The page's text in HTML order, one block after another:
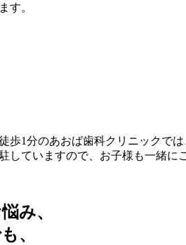
す。
歩1分のあおば歯科クリニックで
していますので、お子様も一緒に
み、
、